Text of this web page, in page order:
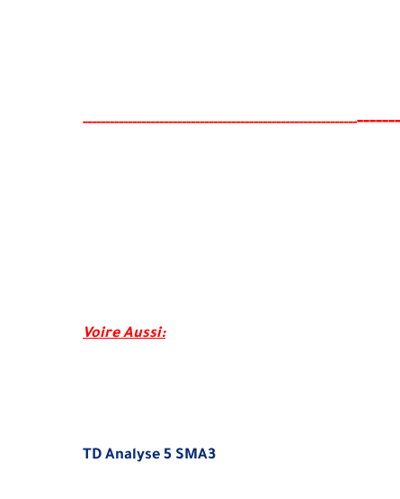
--------------------------------------------------------------------
Voire Aussi:
TD Analyse 5 SMA3